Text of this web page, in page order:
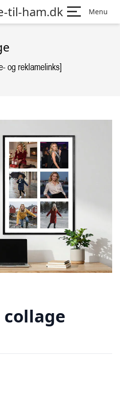
til-ham.dk Menu